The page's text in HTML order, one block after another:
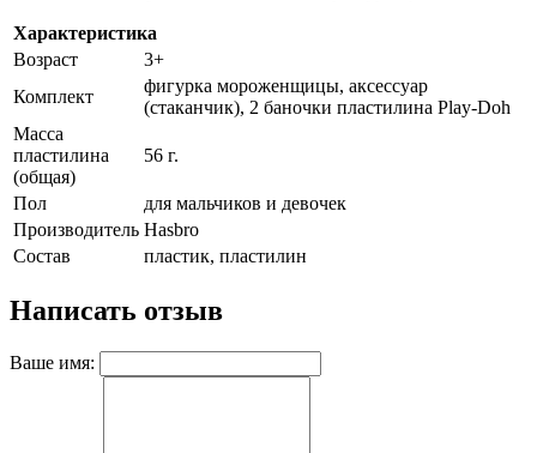
Характеристика
Возраст
3+
Комплект
фигурка мороженщицы, аксессуар
(стаканчик), 2 баночки пластилина Play-Doh
Масса
пластилина
(общая)
56 г.
Пол
для мальчиков и девочек
Производитель Hasbro
Состав
пластик, пластилин
Написать отзыв
Ваше имя: